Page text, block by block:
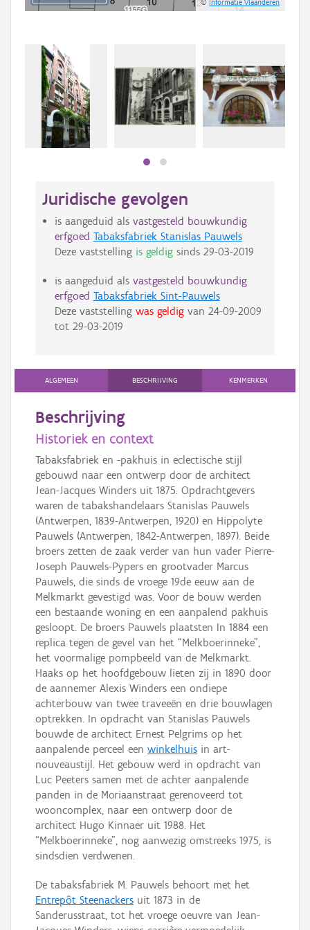
©Informatie Vlaanderen
Juridische gevolgen
is aangeduid als vastgesteld bouwkundig
erfgoed Tabaksfabriek Stanislas Pauwels
Deze vaststelling is geldigsinds 29-03-2019
is aangeduid als vastgesteld bouwkundig
erfgoed Tabaksfabriek Sint-Pauwels
Deze vaststelling was geldigvan 24-09-2009
tot 29-03-2019
ALGEMEEN BESCHRIJVING KENMERKEN
Beschrijving
Historiek en context
Tabaksfabriek en -pakhuis in eclectische stijl
gebouwd naar een ontwerp door de architect
Jean-Jacques Winders uit 1875. Opdrachtgevers
waren de tabakshandelaars Stanislas Pauwels
(Antwerpen, 1839-Antwerpen, 1920) en Hippolyte
Pauwels (Antwerpen, 1842-Antwerpen, 1897). Beide
broers zetten de zaak verder van hun vader Pierre-
Joseph Pauwels-Pypers en grootvader Marcus
Pauwels, die sinds de vroege 19de eeuw aan de
Melkmarkt gevestigd was. Voor de bouw werden
een bestaande woning en een aanpalend pakhuis
gesloopt. De broers Pauwels plaatsten In 1884 een
replica tegen de gevel van het “Melkboerinneke”,
het voormalige pompbeeld van de Melkmarkt.
Haaks op het hoofdgebouw lieten zij in 1890 door
de aannemer Alexis Winders een ondiepe
achterbouw van twee traveeën en drie bouwlagen
optrekken. In opdracht van Stanislas Pauwels
bouwde de architect Ernest Pelgrims op het
aanpalende perceel een winkelhuis in art-
nouveaustijl. Het gebouw werd in opdracht van
Luc Peeters samen met de achter aanpalende
panden in de Moriaanstraat gerenoveerd tot
wooncomplex, naar een ontwerp door de
architect Hugo Kinnaer uit 1988. Het
“Melkboerinneke”, nog aanwezig omstreeks 1975, is
sindsdien verdwenen.
De tabaksfabriek M. Pauwels behoort met het
Entrepôt Steenackers uit 1873 in de
Sanderusstraat, tot het vroege oeuvre van Jean-